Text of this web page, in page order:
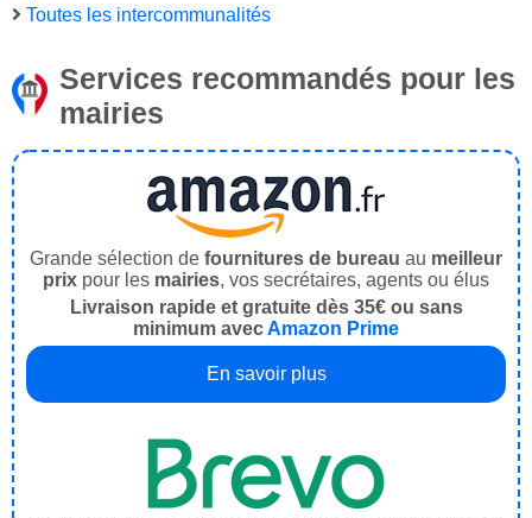
Toutes les intercommunalités
Services recommandés pour les
mairies
Grande sélection de fournitures de bureau au meilleur
prix pour les mairies, vos secrétaires, agents ou élus
Livraison rapide et gratuite dès 35€ ou sans
minimum avecAmazon Prime
En savoir plus